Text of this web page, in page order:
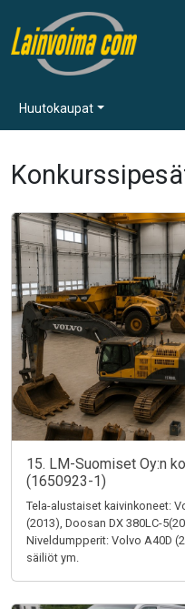
Huutokaupat
15. LM-Suomiset Oy:n
(1650923-1)
Tela-alustaiset kaivinkoneet:
(2013), Doosan DX 380LC-
Niveldumpperit: Volvo A40D
säiliöt ym.